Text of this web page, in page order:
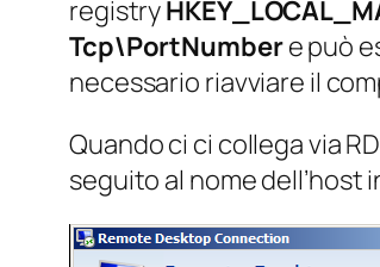
registry
Tcp\PortNumbere può
necessario riavviare il
Quando ci ci collega via
seguito al nome dell’host